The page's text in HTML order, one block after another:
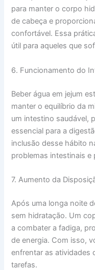
para manter o corpo
de cabeça e
confortável. Essa
útil para aqueles que
6. Funcionamento do
Beber água em jejum
manter o equilíbrio da
um intestino saudável,
essencial para a
inclusão desse hábito
problemas intestinais e
7. Aumento da
Após uma longa noite
sem hidratação. Um
a combater a fadiga,
de energia. Com isso,
enfrentar as atividades
tarefas.